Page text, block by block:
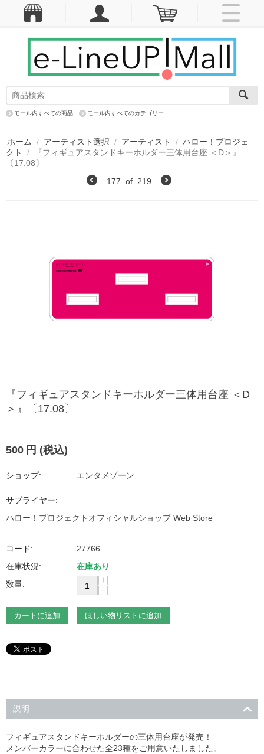
モール内すべての商品 モール内すべてのカテゴリー
ホーム / アーティスト選択 / アーティスト / ハロー！プロジェ
クト
/
『フィギュアスタンドキーホルダー三体用台座 ＜D＞』
〔17.08〕
177 of 219
『フィギュアスタンドキーホルダー三体用台座 ＜D
＞』〔17.08〕
500 円 (税込)
ショップ: エンタメゾーン
サプライヤー:
ハロー！プロジェクトオフィシャルショップ Web Store
コード:
27766
在庫状況:
在庫あり
数量:
+
−
カートに追加 ほしい物リストに追加
説明
フィギュアスタンドキーホルダーの三体用台座が発売！
メンバーカラーに合わせた全23種をご用意いたしました。